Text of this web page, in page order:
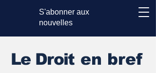
S'abonner aux
nouvelles
Le Droit en bref